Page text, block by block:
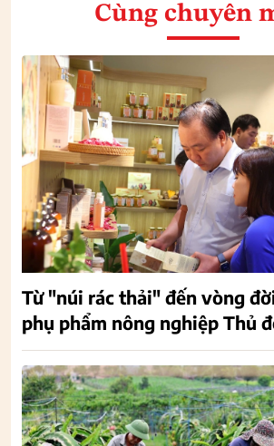
Cùng chuyên
Từ "núi rác thải" đến vòng
phụ phẩm nông nghiệp Thủ